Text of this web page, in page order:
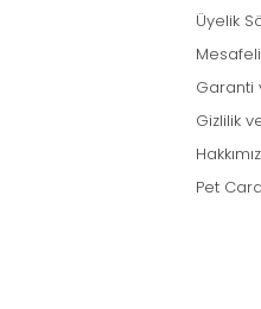
Üyelik
Garanti
Gizlilik
Pet